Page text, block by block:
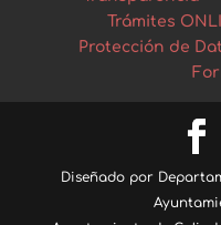
Trámites
Protección de
Diseñado por